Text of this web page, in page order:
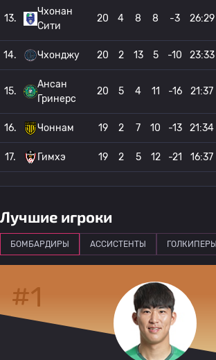
13.
Чхонан
Сити
20 4 8 8 -3 26:29
14. Чхонджу 20 2 13 5 -10 23:33
15.
Ансан
Гринерс
20 5 4 11 -16 21:37
16. Чоннам 19 2 7 10 -13 21:34
17. Гимхэ 19 2 5 12 -21 16:37
Лучшие игроки
БОМБАРДИРЫ АССИСТЕНТЫ ГОЛКИПЕРЫ
#1